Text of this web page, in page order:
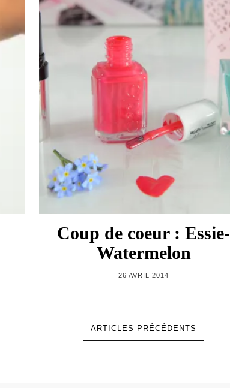
Coup de coeur : Essie-
Watermelon
26 AVRIL 2014
ARTICLES PRÉCÉDENTS